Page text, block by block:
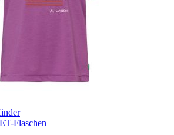
Flaschen